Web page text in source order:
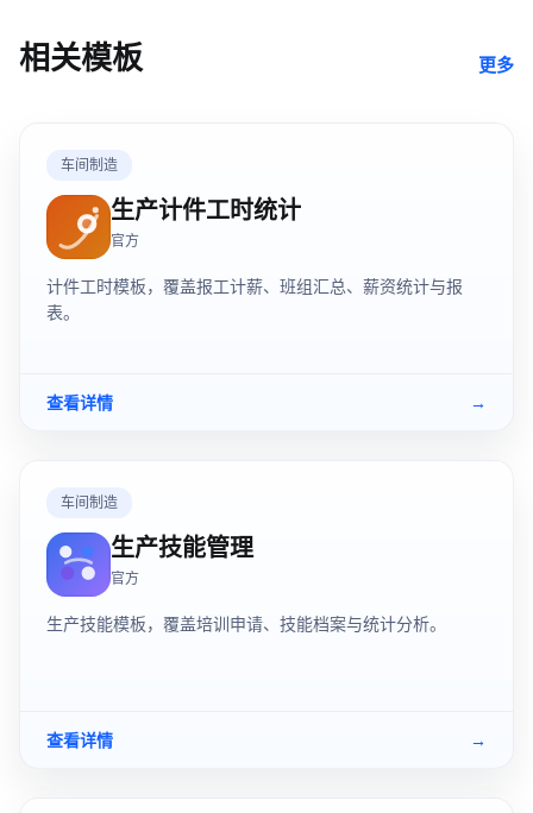
相关模板 更多
车间制造
生产计件工时统计
官方
计件工时模板，覆盖报工计薪、班组汇总、薪资统计与报
表。
查看详情 →
车间制造
生产技能管理
官方
生产技能模板，覆盖培训申请、技能档案与统计分析。
查看详情 →